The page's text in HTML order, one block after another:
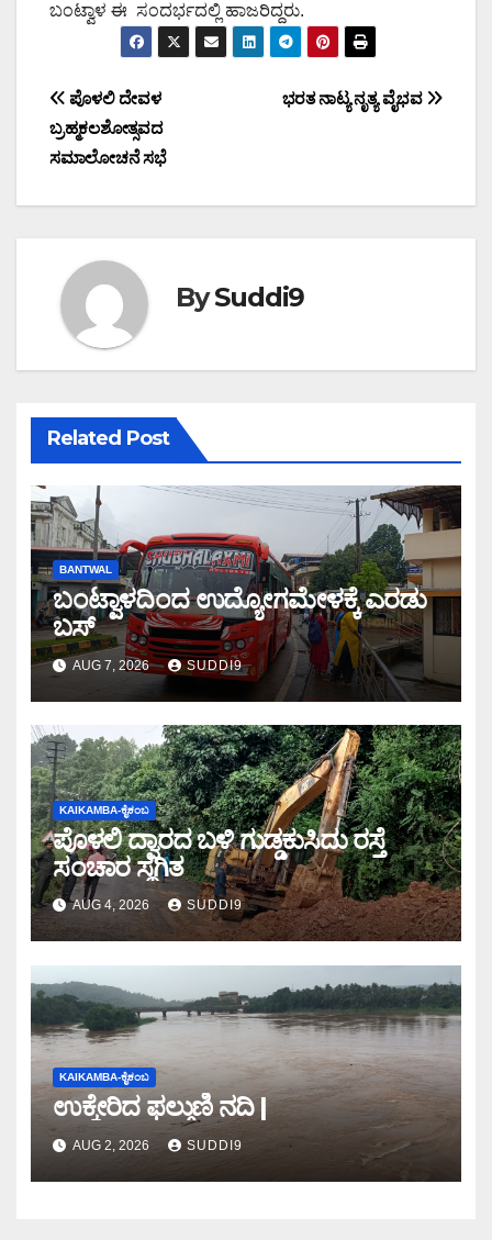
ಬಂಟ್ವಾಳ ಈ ಸಂದರ್ಭದಲ್ಲಿ ಹಾಜರಿದ್ದರು.
Post
navigation
ಭರತ ನಾಟ್ಯ ನೃತ್ಯ ವೈಭವ
ಪೊಳಲಿ ದೇವಳ
ಬ್ರಹ್ಮಕಲಶೋತ್ಸವದ
ಸಮಾಲೋಚನೆ ಸಭೆ
BySuddi9
Related Post
BANTWAL
ಬಂಟ್ವಾಳದಿಂದ ಉದ್ಯೋಗಮೇಳಕ್ಕೆ ಎರಡು
ಬಸ್
AUG 7, 2026 SUDDI9
KAIKAMBA-ಕೈಕಂಬ
ಪೊಳಲಿ ದ್ವಾರದ ಬಳಿ ಗುಡ್ಡಕುಸಿದು ರಸ್ತೆ
ಸಂಚಾರ ಸ್ಥಗಿತ
AUG 4, 2026 SUDDI9
KAIKAMBA-ಕೈಕಂಬ
ಉಕ್ಕೇರಿದ ಫಲ್ಗುಣಿ ನದಿ |
AUG 2, 2026 SUDDI9